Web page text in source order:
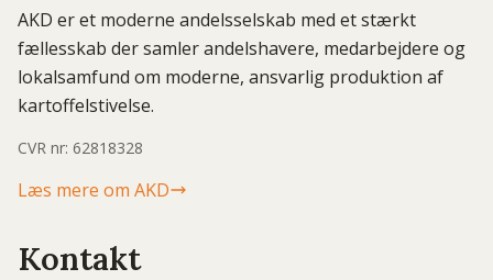
AKD er et moderne andelsselskab med et stærkt
fællesskab der samler andelshavere, medarbejdere og
lokalsamfund om moderne, ansvarlig produktion af
kartoffelstivelse.
CVR nr: 62818328
Læs mere om AKD
Kontakt